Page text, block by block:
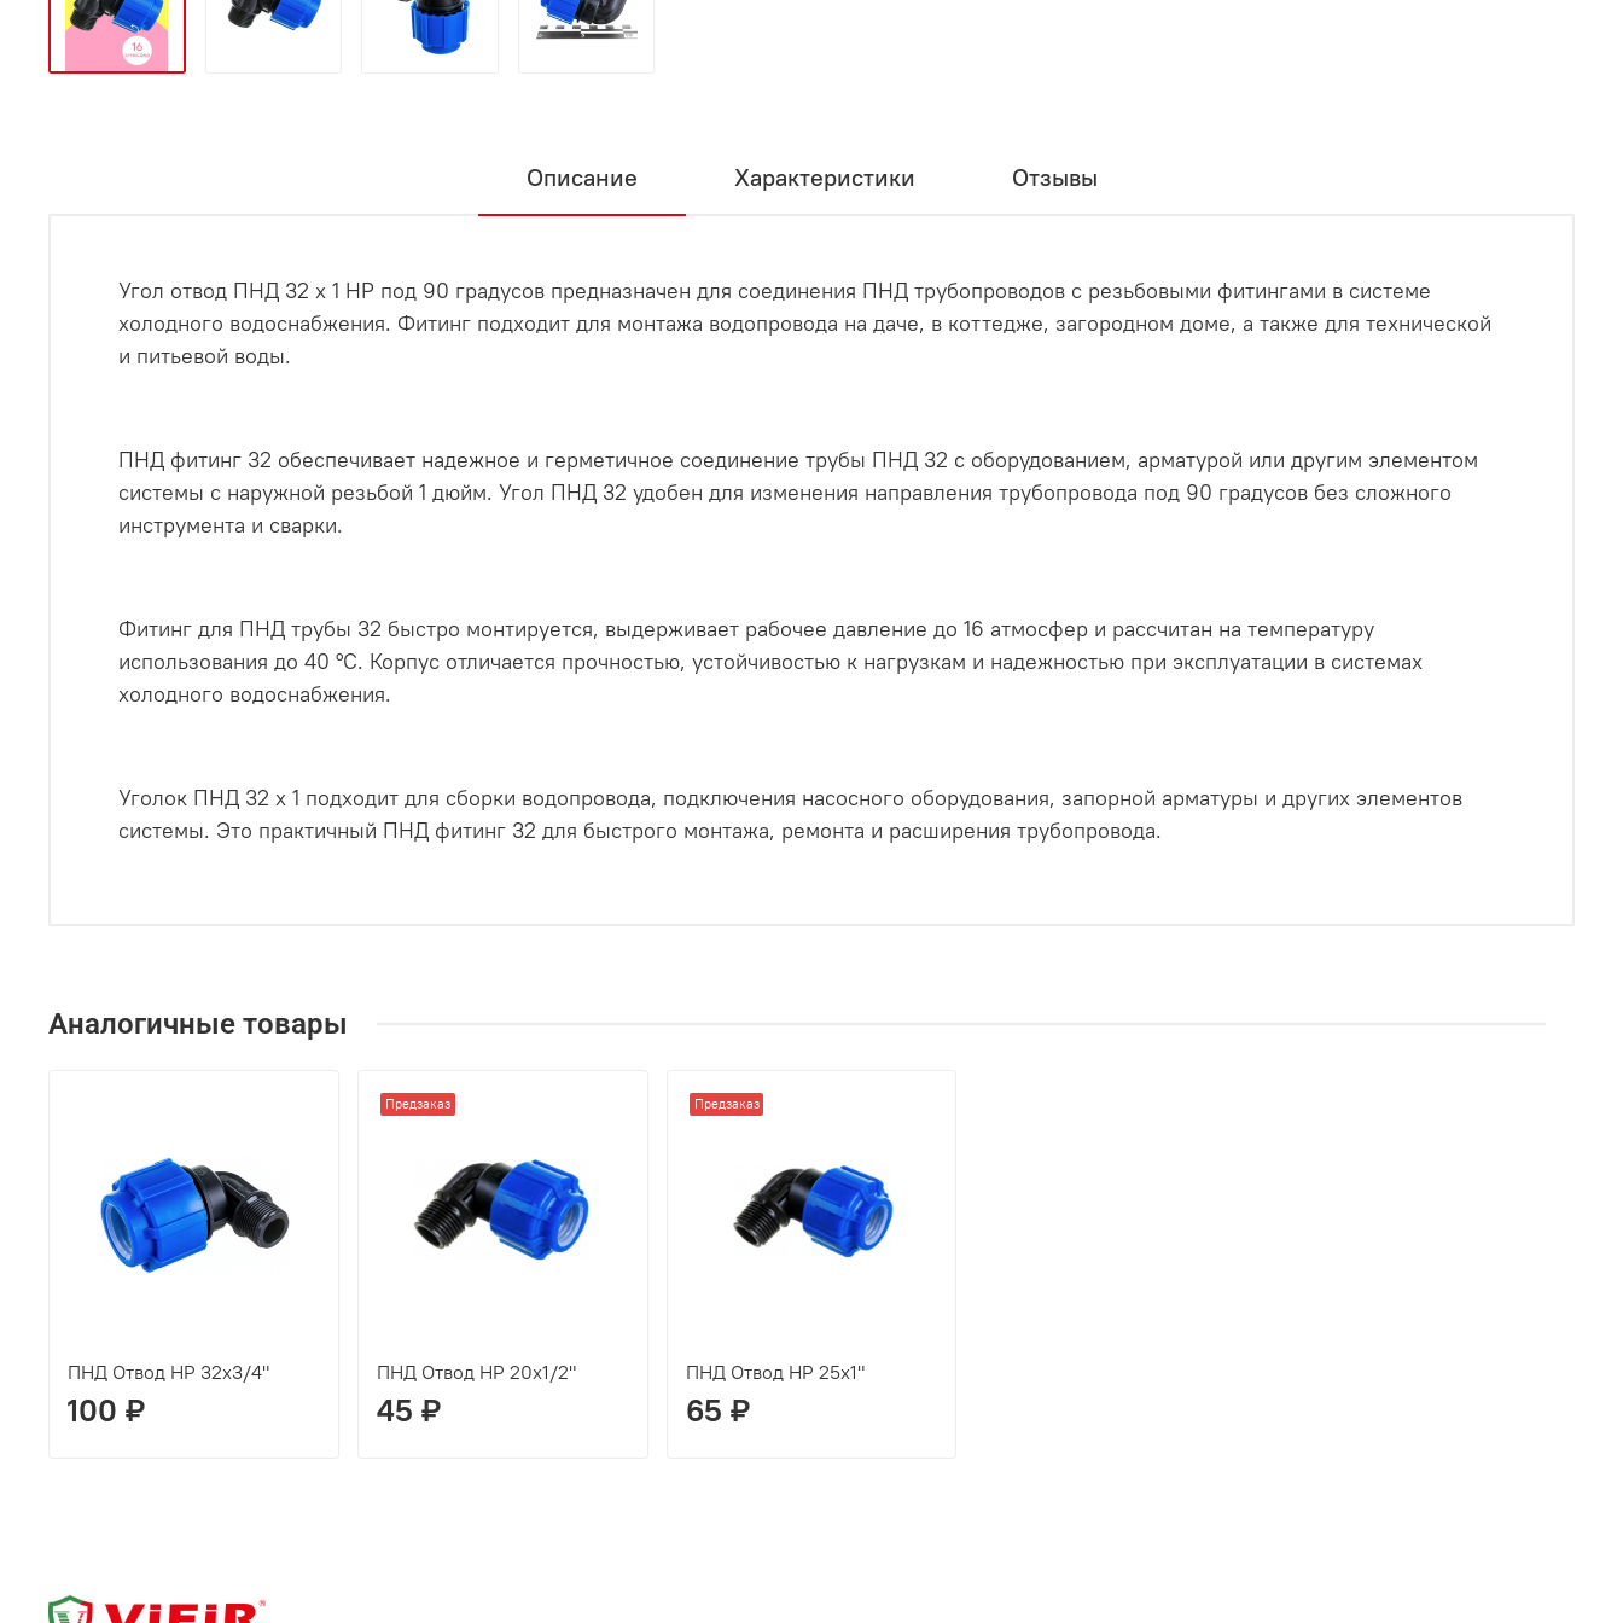
Описание Характеристики Отзывы
Угол отвод ПНД 32 х 1 НР под 90 градусов предназначен для соединения ПНД трубопроводов с резьбовыми фитингами в системе
холодного водоснабжения. Фитинг подходит для монтажа водопровода на даче, в коттедже, загородном доме, а также для технической
и питьевой воды.
ПНД фитинг 32 обеспечивает надежное и герметичное соединение трубы ПНД 32 с оборудованием, арматурой или другим элементом
системы с наружной резьбой 1 дюйм. Угол ПНД 32 удобен для изменения направления трубопровода под 90 градусов без сложного
инструмента и сварки.
Фитинг для ПНД трубы 32 быстро монтируется, выдерживает рабочее давление до 16 атмосфер и рассчитан на температуру
использования до 40 °C. Корпус отличается прочностью, устойчивостью к нагрузкам и надежностью при эксплуатации в системах
холодного водоснабжения.
Уголок ПНД 32 х 1 подходит для сборки водопровода, подключения насосного оборудования, запорной арматуры и других элементов
системы. Это практичный ПНД фитинг 32 для быстрого монтажа, ремонта и расширения трубопровода.
Аналогичные товары
ПНД Отвод НР 32х3/4"
100 ₽
Предзаказ
ПНД Отвод НР 20х1/2"
45 ₽
Предзаказ
ПНД Отвод НР 25х1"
65 ₽